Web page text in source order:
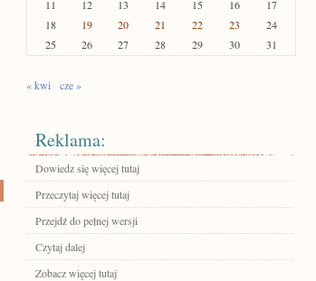
11
12 13 14 15 16
17
18
19 20 21 22 23
24
25
26 27 28 29 30 31
« kwi cze »
Reklama:
Dowiedz się więcej tutaj
Przeczytaj więcej tutaj
Przejdź do pełnej wersji
Czytaj dalej
Zobacz więcej tutaj